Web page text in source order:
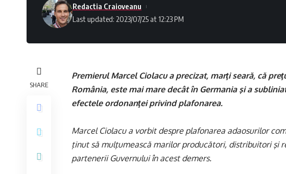
Last updated: 2023/07/25 at 12:23 PM
Redactia Craioveanu
SHARE
Premierul Marcel Ciolacu a precizat, marţi seară, că
România, este mai mare decât în Germania şi a
efectele ordonanţei privind plafonarea.
Marcel Ciolacu a vorbit despre plafonarea adaosurilor
ţinut să mulţumească marilor producători, distribuitori şi
partenerii Guvernului în acest demers.